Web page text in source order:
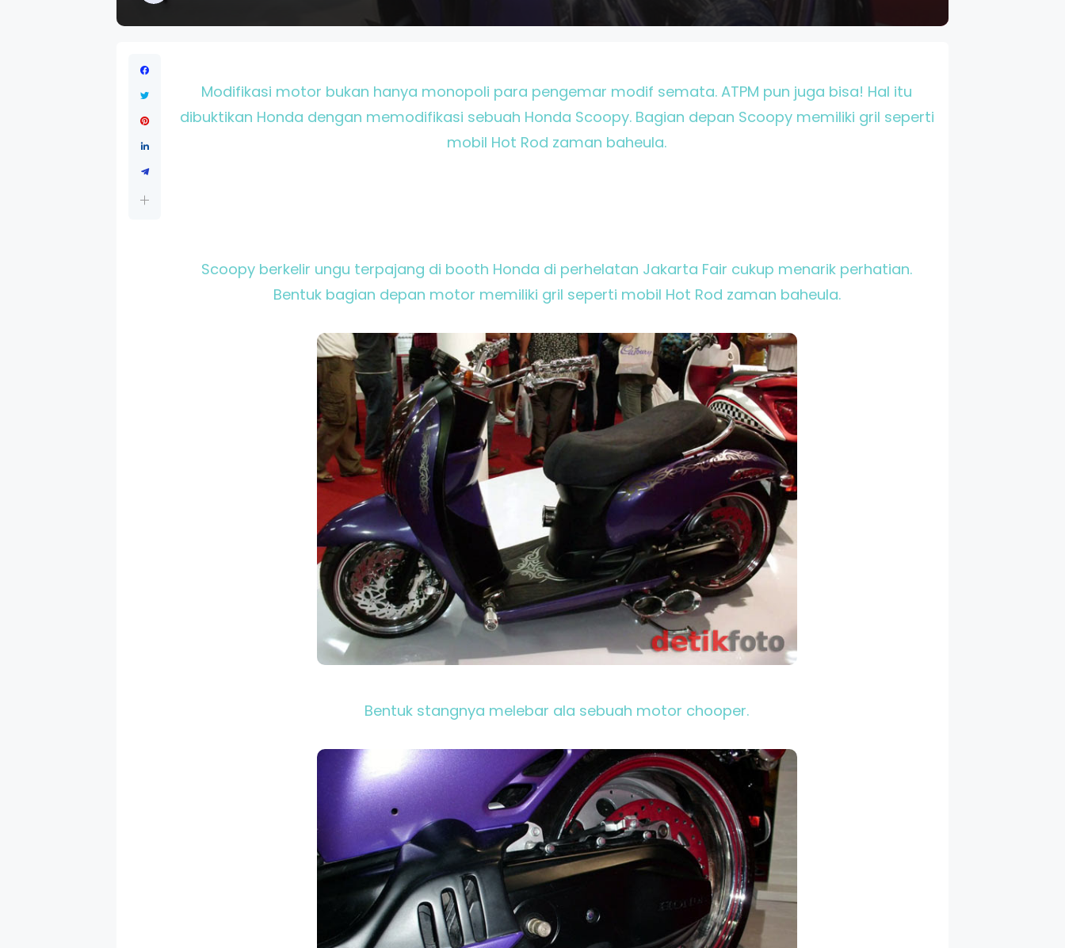
Modifikasi motor bukan hanya monopoli para pengemar modif semata. ATPM pun juga bisa! Hal itu
dibuktikan Honda dengan memodifikasi sebuah Honda Scoopy. Bagian depan Scoopy memiliki gril seperti
mobil Hot Rod zaman baheula.
Scoopy berkelir ungu terpajang di booth Honda di perhelatan Jakarta Fair cukup menarik perhatian.
Bentuk bagian depan motor memiliki gril seperti mobil Hot Rod zaman baheula.
Bentuk stangnya melebar ala sebuah motor chooper.